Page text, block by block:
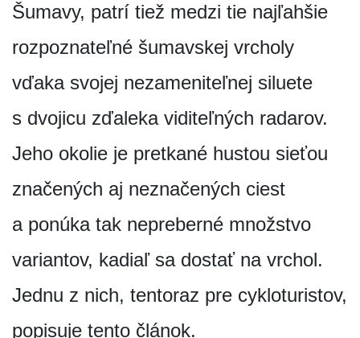
Šumavy, patrí tiež medzi tie najľahšie
rozpoznateľné šumavskej vrcholy
vďaka svojej nezameniteľnej siluete
s dvojicu zďaleka viditeľných radarov.
Jeho okolie je pretkané hustou sieťou
značených aj neznačených ciest
a ponúka tak nepreberné množstvo
variantov, kadiaľ sa dostať na vrchol.
Jednu z nich, tentoraz pre cykloturistov,
popisuje tento článok.